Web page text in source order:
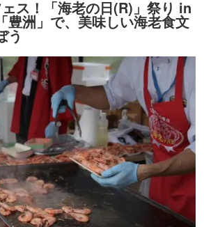
ェス！「海老の日(R)」祭り in
豊洲」で、美味しい海老食文
う